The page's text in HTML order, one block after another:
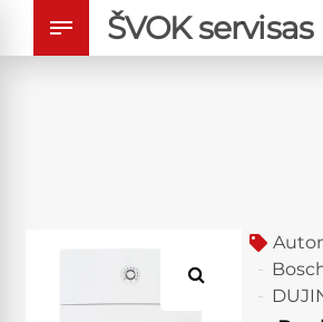
ŠVOK servisas